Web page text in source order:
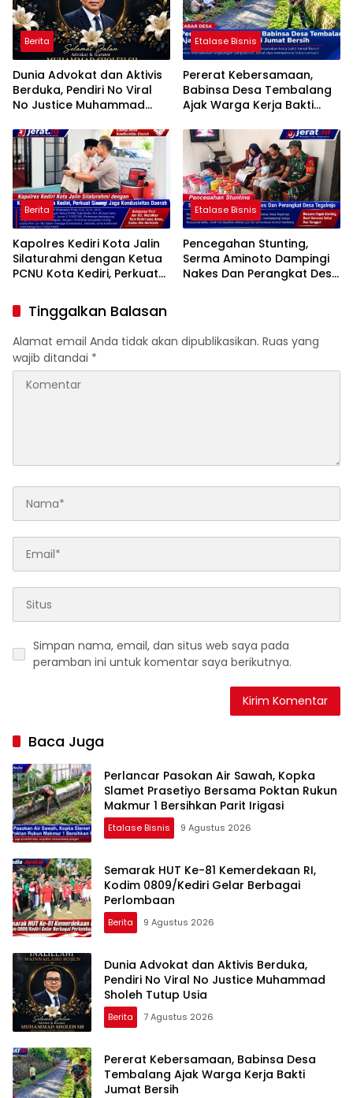
Berita
Dunia Advokat dan Aktivis
Berduka, Pendiri No Viral
No Justice Muhammad
Etalase Bisnis
Pererat Kebersamaan,
Babinsa Desa Tembalang
Ajak Warga Kerja Bakti
Berita
Kapolres Kediri Kota Jalin
Silaturahmi dengan Ketua
PCNU Kota Kediri, Perkuat
Daerah
Etalase Bisnis
Pencegahan Stunting,
Serma Aminoto Dampingi
Nakes Dan Perangkat Desa
Tinggalkan Balasan
Alamat email Anda tidak akan dipublikasikan. Ruas yang
wajib ditandai *
Simpan nama, email, dan situs web saya pada
peramban ini untuk komentar saya berikutnya.
Baca Juga
Perlancar Pasokan Air Sawah, Kopka
Slamet Prasetiyo Bersama Poktan Rukun
Makmur 1 Bersihkan Parit Irigasi
Etalase Bisnis 9 Agustus 2026
Semarak HUT Ke-81 Kemerdekaan RI,
Kodim 0809/Kediri Gelar Berbagai
Perlombaan
Berita 9 Agustus 2026
Dunia Advokat dan Aktivis Berduka,
Pendiri No Viral No Justice Muhammad
Sholeh Tutup Usia
Berita 7 Agustus 2026
Pererat Kebersamaan, Babinsa Desa
Tembalang Ajak Warga Kerja Bakti
Jumat Bersih